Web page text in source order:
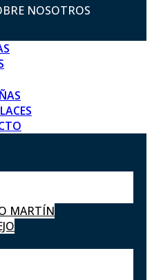
NOSOTROS
MARTÍN